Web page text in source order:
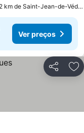
Lavérune, a 1.2 km de Saint-Jean-de-Védas
Ver preços
Partilhar